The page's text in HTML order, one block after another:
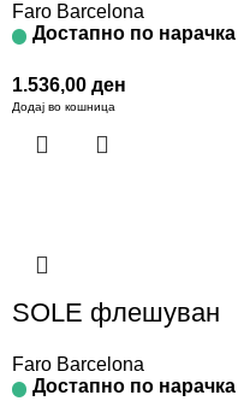
Faro Barcelona
Достапно по нарачка
1.536,00 ден
Додај во кошница
SOLE флешуван
Faro Barcelona
Достапно по нарачка